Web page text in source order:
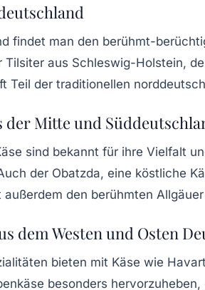
findet man den berühmt-
Tilsiter aus Schleswig-Holstein,
Teil der traditionellen
der Mitte und
sind bekannt für ihre Vielfalt
der Obatzda, eine köstliche
außerdem den berühmten
dem Westen und Osten
bieten mit Käse wie
besonders